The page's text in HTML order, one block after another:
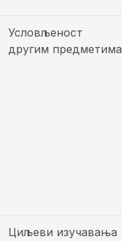
Условљеност
другим предметима
Циљеви изучавања